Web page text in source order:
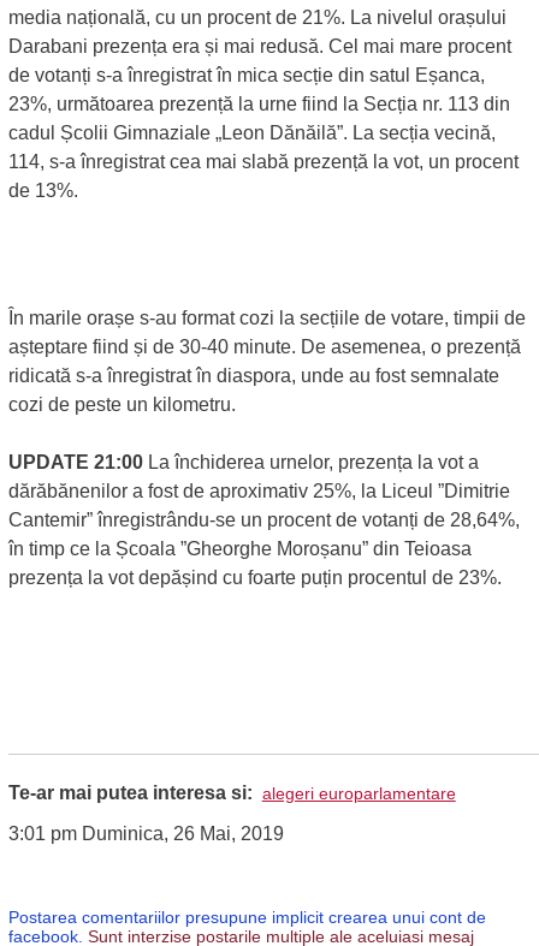
media națională, cu un procent de 21%. La nivelul orașului
Darabani prezența era și mai redusă. Cel mai mare procent
de votanți s-a înregistrat în mica secție din satul Eșanca,
23%, următoarea prezență la urne fiind la Secția nr. 113 din
cadul Școlii Gimnaziale „Leon Dănăilă”. La secția vecină,
114, s-a înregistrat cea mai slabă prezență la vot, un procent
de 13%.
În marile orașe s-au format cozi la secțiile de votare, timpii de
așteptare fiind și de 30-40 minute. De asemenea, o prezență
ridicată s-a înregistrat în diaspora, unde au fost semnalate
cozi de peste un kilometru.
UPDATE 21:00La închiderea urnelor, prezența la vot a
dărăbănenilor a fost de aproximativ 25%, la Liceul ”Dimitrie
Cantemir” înregistrându-se un procent de votanți de 28,64%,
în timp ce la Școala ”Gheorghe Moroșanu” din Teioasa
prezența la vot depășind cu foarte puțin procentul de 23%.
Te-ar mai putea interesa si: alegeri europarlamentare
3:01 pm Duminica, 26 Mai, 2019
Postarea comentariilor presupune implicit crearea unui cont de
facebook. Sunt interzise postarile multiple ale aceluiasi mesaj